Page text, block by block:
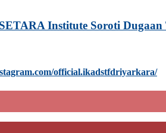
Institute Soroti
official.ikadstfdriyarkara/